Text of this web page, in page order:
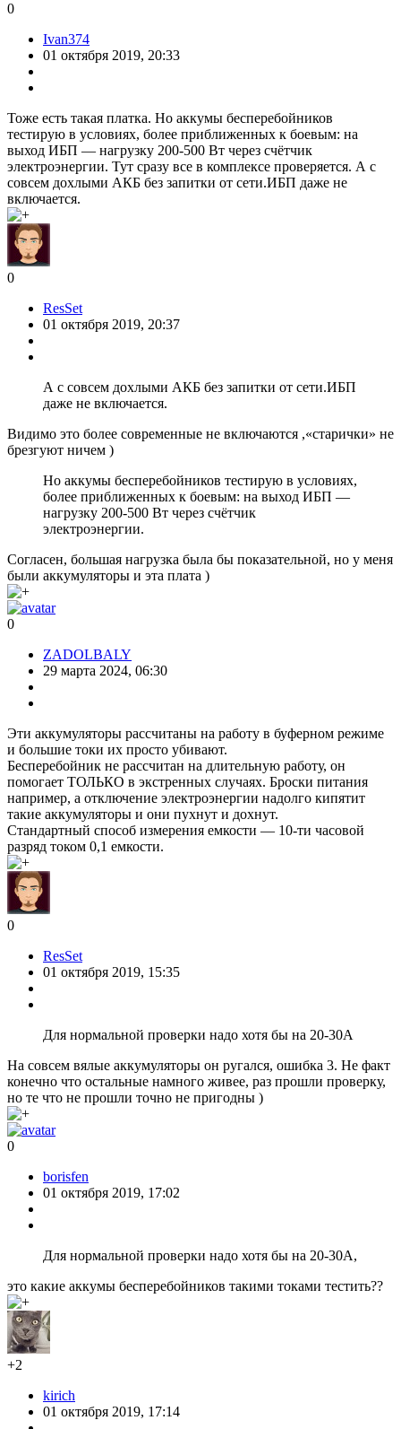
0
Ivan374
01 октября 2019, 20:33
Тоже есть такая платка. Но аккумы бесперебойников
тестирую в условиях, более приближенных к боевым: на
выход ИБП — нагрузку 200-500 Вт через счётчик
электроэнергии. Тут сразу все в комплексе проверяется. А с
совсем дохлыми АКБ без запитки от сети.ИБП даже не
включается.
0
ResSet
01 октября 2019, 20:37
А с совсем дохлыми АКБ без запитки от сети.ИБП
даже не включается.
Видимо это более современные не включаются ,«старички» не
брезгуют ничем )
Но аккумы бесперебойников тестирую в условиях,
более приближенных к боевым: на выход ИБП —
нагрузку 200-500 Вт через счётчик
электроэнергии.
Согласен, большая нагрузка была бы показательной, но у меня
были аккумуляторы и эта плата )
0
ZADOLBALY
29 марта 2024, 06:30
Эти аккумуляторы рассчитаны на работу в буферном режиме
и большие токи их просто убивают.
Бесперебойник не рассчитан на длительную работу, он
помогает ТОЛЬКО в экстренных случаях. Броски питания
например, а отключение электроэнергии надолго кипятит
такие аккумуляторы и они пухнут и дохнут.
Стандартный способ измерения емкости — 10-ти часовой
разряд током 0,1 емкости.
0
ResSet
01 октября 2019, 15:35
Для нормальной проверки надо хотя бы на 20-30А
На совсем вялые аккумуляторы он ругался, ошибка 3. Не факт
конечно что остальные намного живее, раз прошли проверку,
но те что не прошли точно не пригодны )
0
borisfen
01 октября 2019, 17:02
Для нормальной проверки надо хотя бы на 20-30А,
это какие аккумы бесперебойников такими токами тестить??
+2
kirich
01 октября 2019, 17:14